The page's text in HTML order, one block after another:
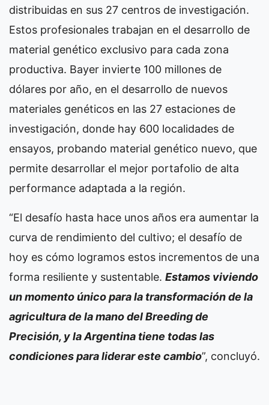
distribuidas en sus 27 centros de investigación.
Estos profesionales trabajan en el desarrollo de
material genético exclusivo para cada zona
productiva. Bayer invierte 100 millones de
dólares por año, en el desarrollo de nuevos
materiales genéticos en las 27 estaciones de
investigación, donde hay 600 localidades de
ensayos, probando material genético nuevo, que
permite desarrollar el mejor portafolio de alta
performance adaptada a la región.
“El desafío hasta hace unos años era aumentar la
curva de rendimiento del cultivo; el desafío de
hoy es cómo logramos estos incrementos de una
forma resiliente y sustentable. Estamos viviendo
un momento único para la transformación de la
agricultura de la mano del Breeding de
Precisión, y la Argentina tiene todas las
condiciones para liderar este cambio”, concluyó.